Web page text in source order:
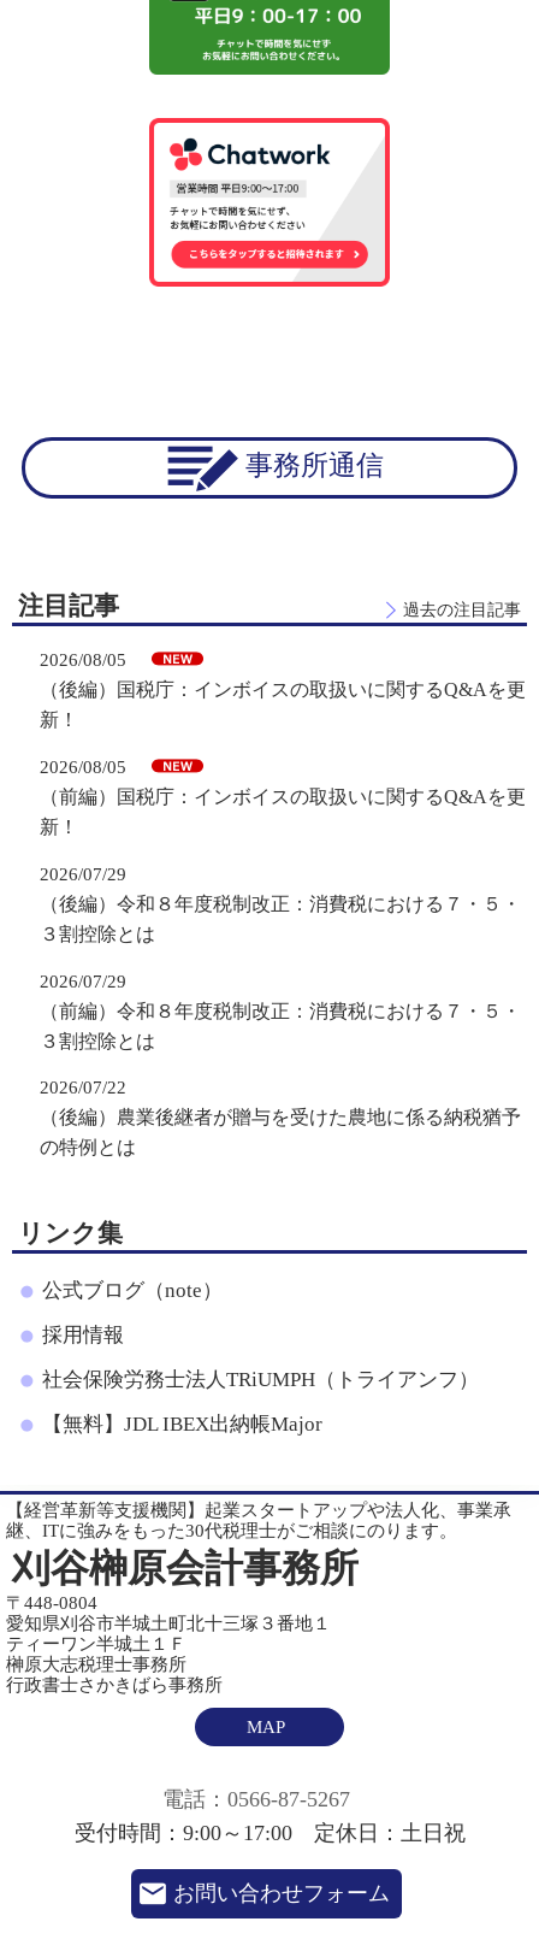
事務所通信
注目記事 過去の注目記事
2026/08/05
（後編）国税庁：インボイスの取扱いに関するQ&Aを更
新！
2026/08/05
（前編）国税庁：インボイスの取扱いに関するQ&Aを更
新！
2026/07/29
（後編）令和８年度税制改正：消費税における７・５・
３割控除とは
2026/07/29
（前編）令和８年度税制改正：消費税における７・５・
３割控除とは
2026/07/22
（後編）農業後継者が贈与を受けた農地に係る納税猶予
の特例とは
リンク集
公式ブログ（note）
採用情報
社会保険労務士法人TRiUMPH（トライアンフ）
【無料】JDL IBEX出納帳Major
【経営革新等支援機関】起業スタートアップや法人化、事業承
継、ITに強みをもった30代税理士がご相談にのります。
刈谷榊原会計事務所
〒448-0804
愛知県刈谷市半城土町北十三塚３番地１
ティーワン半城土１Ｆ
榊原大志税理士事務所
行政書士さかきばら事務所
MAP
電話：0566-87-5267
受付時間：9:00～17:00 定休日：土日祝
お問い合わせフォーム